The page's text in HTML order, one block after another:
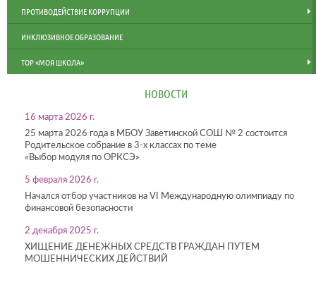
ПРОТИВОДЕЙСТВИЕ КОРРУПЦИИ
ИНКЛЮЗИВНОЕ ОБРАЗОВАНИЕ
ТОР «МОЯ ШКОЛА»
НОВОСТИ
16 марта 2026 г.
25 марта 2026 года в МБОУ Заветинской СОШ № 2 состоится
Родительское собрание в 3-х классах по теме
«Выбор модуля по ОРКСЭ»
5 февраля 2026 г.
Начался отбор участников на VI Международную олимпиаду по
финансовой безопасности
2 декабря 2025 г.
ХИЩЕНИЕ ДЕНЕЖНЫХ СРЕДСТВ ГРАЖДАН ПУТЕМ
МОШЕННИЧЕСКИХ ДЕЙСТВИЙ